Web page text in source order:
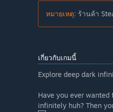
หมายเหตุ: ร้านค้า
เกี่ยวกับเกมนี้
Explore deep dark
Have you ever
infinitely huh? Then